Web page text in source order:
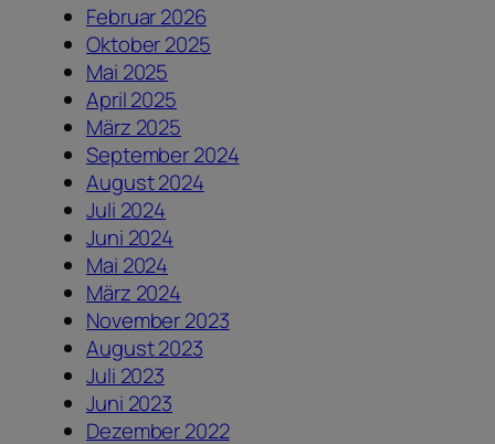
Februar 2026
Oktober 2025
Mai 2025
April 2025
März 2025
September 2024
August 2024
Juli 2024
Juni 2024
Mai 2024
März 2024
November 2023
August 2023
Juli 2023
Juni 2023
Dezember 2022